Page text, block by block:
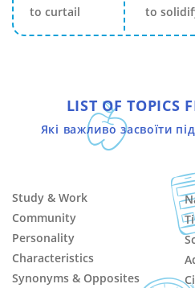
to curtail
to
LIST OF TOPICS
Які важливо засвоїти
Study & Work
Community
Personality
Characteristics
Synonyms & Opposites